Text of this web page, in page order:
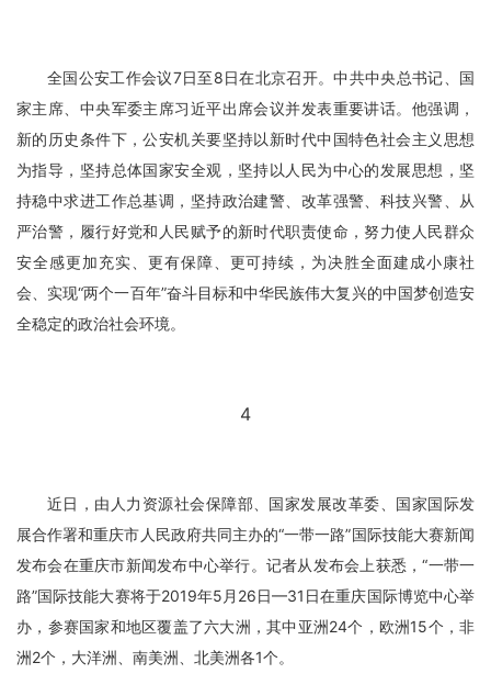
全国公安工作会议7日至8日在北京召开。中共中央总书记、国
家主席、中央军委主席习近平出席会议并发表重要讲话。他强调，
新的历史条件下，公安机关要坚持以新时代中国特色社会主义思想
为指导，坚持总体国家安全观，坚持以人民为中心的发展思想，坚
持稳中求进工作总基调，坚持政治建警、改革强警、科技兴警、从
严治警，履行好党和人民赋予的新时代职责使命，努力使人民群众
安全感更加充实、更有保障、更可持续，为决胜全面建成小康社
会、实现“两个一百年”奋斗目标和中华民族伟大复兴的中国梦创造安
全稳定的政治社会环境。
4
近日，由人力资源社会保障部、国家发展改革委、国家国际发
展合作署和重庆市人民政府共同主办的“一带一路”国际技能大赛新闻
发布会在重庆市新闻发布中心举行。记者从发布会上获悉，“一带一
路”国际技能大赛将于2019年5月26日—31日在重庆国际博览中心举
办，参赛国家和地区覆盖了六大洲，其中亚洲24个，欧洲15个，非
洲2个，大洋洲、南美洲、北美洲各1个。